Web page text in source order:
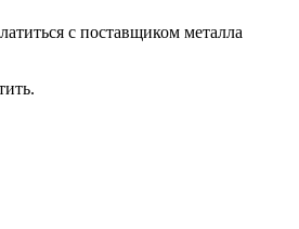
с поставщиком металла